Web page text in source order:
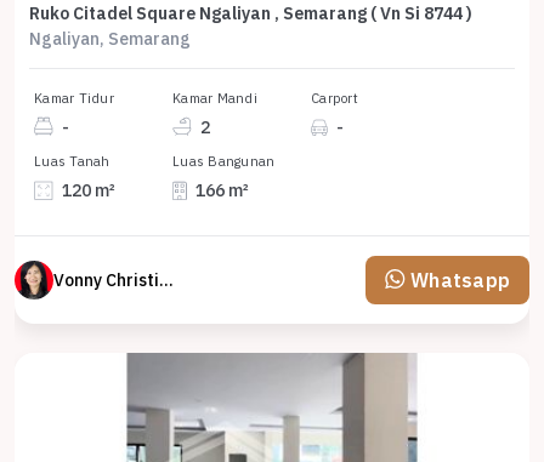
Ruko Citadel Square Ngaliyan , Semarang ( Vn Si 8744 )
Ngaliyan, Semarang
Kamar Tidur
-
Kamar Mandi
2
Carport
-
Luas Tanah
120 m²
Luas Bangunan
166 m²
Vonny Christina Whatsapp